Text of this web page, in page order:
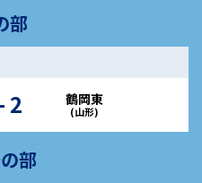
部
2 鶴岡東
(山形)
部